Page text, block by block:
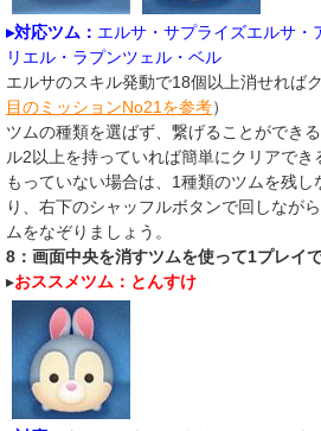
▸対応ツム： エルサ・サプライズエルサ・
リエル・ラプンツェル・ベル
エルサのスキル発動で18個以上消せれば
目のミッションNo21を参考）
ツムの種類を選ばず、繋げることができ
ル2以上を持っていれば簡単にクリアでき
もっていない場合は、1種類のツムを残し
り、右下のシャッフルボタンで回しなが
ムをなぞりましょう。
8：画面中央を消すツムを使って1プレイ
▸おススメツム：とんすけ